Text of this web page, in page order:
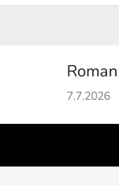
7.7.2026